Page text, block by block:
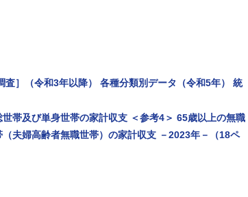
］（令和3年以降） 各種分類別データ（令和5年） 統
帯及び単身世帯の家計収支 ＜参考4＞ 65歳以上の無職
夫婦高齢者無職世帯）の家計収支 －2023年－（18ペ